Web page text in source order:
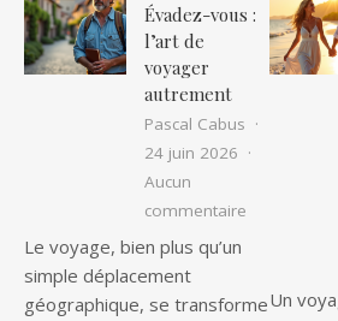
Évadez-vous :
l’art de
voyager
autrement
Pascal Cabus
24 juin 2026
Aucun
commentaire sur
Le voyage, bien plus qu’un
simple déplacement
géographique, se transformeUn